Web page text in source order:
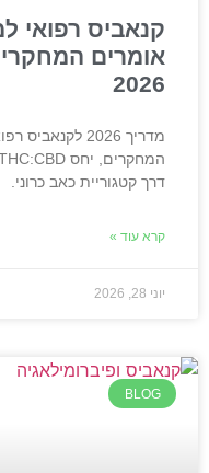
קנאביס רפואי
אומרים
2026
מדריך 2026
דרך קטגוריית כאב כרוני.
קרא עוד »
יוני 28, 2026
BLOG